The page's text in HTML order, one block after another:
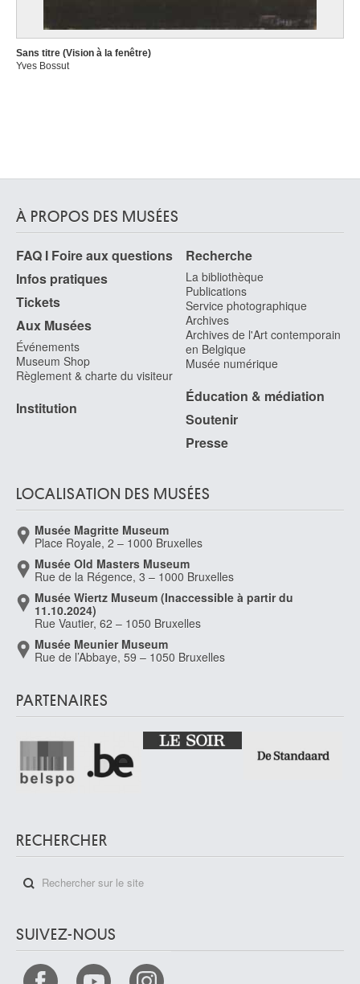
Sans titre (Vision à la fenêtre)
Yves Bossut
À PROPOS DES MUSÉES
FAQ I Foire aux questions
Infos pratiques
Tickets
Aux Musées
Événements
Museum Shop
Règlement & charte du visiteur
Institution
Recherche
La bibliothèque
Publications
Service photographique
Archives
Archives de l'Art contemporain
en Belgique
Musée numérique
Éducation & médiation
Soutenir
Presse
LOCALISATION DES MUSÉES
Musée Magritte Museum
Place Royale, 2 – 1000 Bruxelles
Musée Old Masters Museum
Rue de la Régence, 3 – 1000 Bruxelles
Musée Wiertz Museum (Inaccessible à partir du
11.10.2024)
Rue Vautier, 62 – 1050 Bruxelles
Musée Meunier Museum
Rue de l’Abbaye, 59 – 1050 Bruxelles
PARTENAIRES
RECHERCHER
SUIVEZ-NOUS